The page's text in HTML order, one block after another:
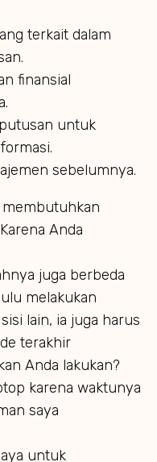
terkait dalam
finansial
untuk
sebelumnya.
membutuhkan
Anda
juga berbeda
melakukan
lain, ia juga harus
terakhir
Anda lakukan?
karena waktunya
saya
untuk